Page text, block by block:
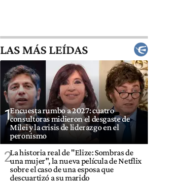
LAS MÁS LEÍDAS
1Encuesta rumbo a 2027: cuatro
consultoras midieron el desgaste de
Milei y la crisis de liderazgo en el
peronismo
2La historia real de "Elize: Sombras de
una mujer", la nueva película de Netflix
sobre el caso de una esposa que
descuartizó a su marido